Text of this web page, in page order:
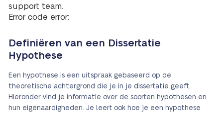
support team.
Error code error:
Definiëren van een Dissertatie
Hypothese
Een hypothese is een uitspraak gebaseerd op de
theoretische achtergrond die je in je dissertatie geeft.
Hieronder vind je informatie over de soorten hypothesen en
hun eigenaardigheden. Je leert ook hoe je een hypothese